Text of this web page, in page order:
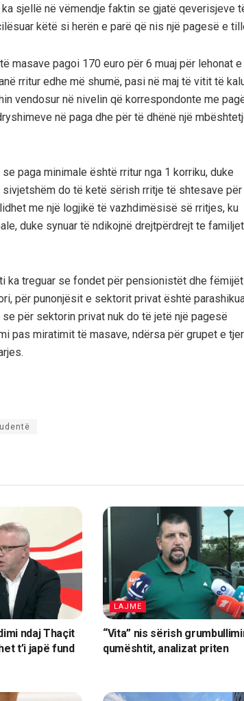
sjellë në vëmendje faktin se gjatë qeverisjeve
këtë si herën e parë që nis një pagesë e
masave pagoi 170 euro për 6 muaj për lehonat e
rritur edhe më shumë, pasi në maj të vitit të
vendosur në nivelin që korrespondonte me
në paga dhe për të dhënë një
paga minimale është rritur nga 1 korriku, duke
sivjetshëm do të ketë sërish rritje të shtesave për
me një logjikë të vazhdimësisë së rritjes, ku
duke synuar të ndikojnë drejtpërdrejt te
ka treguar se fondet për pensionistët dhe
për punonjësit e sektorit privat është
për sektorin privat nuk do të jetë një pagesë
pas miratimit të masave, ndërsa për grupet e
ndaj Thaçit
t’i japë fund
LAJME
“Vita” nis sërish
qumështit, analizat priten